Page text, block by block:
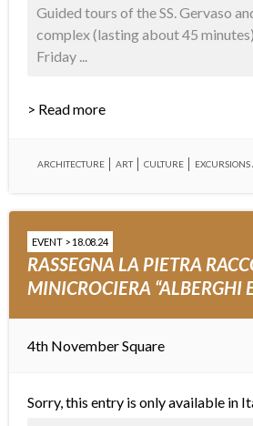
Guided tours of the SS. Gervaso
complex (lasting about 45
Friday ...
> Read more
ARCHITECTURE ART CULTURE EXCURSIONS
EVENT > 18.08.24
RASSEGNA LA PIETRA
MINICROCIERA “ALBERGHI
4th November Square
Sorry, this entry is only available in